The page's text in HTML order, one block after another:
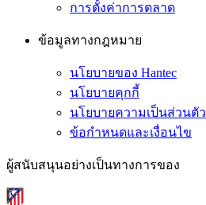
การตั้งค่าการตลาด
ข้อมูลทางกฎหมาย
นโยบายของ Hantec
นโยบายคุกกี้
นโยบายความเป็นส่วนตัว
ข้อกำหนดและเงื่อนไข
ผู้สนับสนุนอย่างเป็นทางการของ